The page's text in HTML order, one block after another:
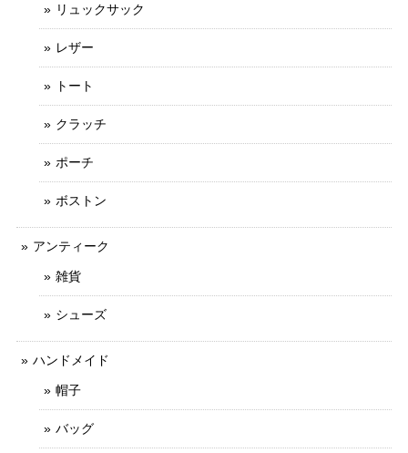
リュックサック
レザー
トート
クラッチ
ポーチ
ボストン
アンティーク
雑貨
シューズ
ハンドメイド
帽子
バッグ